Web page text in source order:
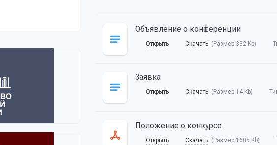
Объявление о конференции
Открыть Скачать (Размер 332 Kb)
Заявка
Открыть Скачать (Размер 14 Kb)
Положение о конкурсе
Открыть Скачать (Размер 1605 Kb)